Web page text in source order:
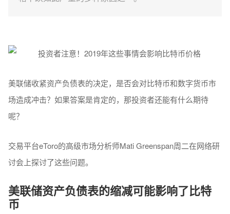
美联储收紧资产负债表的决定，是否会对比特币和数字货币市
场造成冲击？如果答案是肯定的，那投资者还能有什么期待
呢？
交易平台eToro的高级市场分析师Mati Greenspan周二在网络研
讨会上探讨了这些问题。
美联储资产负债表的缩减可能影响了比特
币